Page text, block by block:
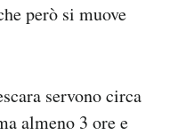
però si muove
servono circa
almeno 3 ore e